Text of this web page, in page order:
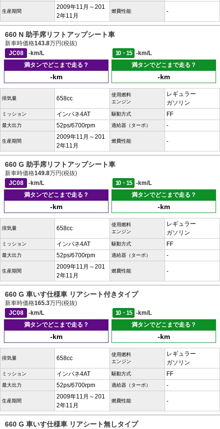
生産期間
2009年11月～201
2年11月
燃費性能 -
660 N 助手席リフトアップシート車
新車時価格143.8万円(税抜)
JC08
-km/L 10・15
-km/L
満タンでどこまで走る？
-km
満タンでどこまで走る？
-km
排気量 658cc
使用燃料
エンジン
レギュラー
ガソリン
ミッション インパネ4AT 駆動方式 FF
最大出力 52ps/6700rpm 過給器（ターボ） -
生産期間
2009年11月～201
2年11月
燃費性能 -
660 G 助手席リフトアップシート車
新車時価格149.8万円(税抜)
JC08
-km/L 10・15
-km/L
満タンでどこまで走る？
-km
満タンでどこまで走る？
-km
排気量 658cc
使用燃料
エンジン
レギュラー
ガソリン
ミッション インパネ4AT 駆動方式 FF
最大出力 52ps/6700rpm 過給器（ターボ） -
生産期間
2009年11月～201
2年11月
燃費性能 -
660 G 車いす仕様車 リアシート付きタイプ
新車時価格165.3万円(税抜)
JC08
-km/L 10・15
-km/L
満タンでどこまで走る？
-km
満タンでどこまで走る？
-km
排気量 658cc
使用燃料
エンジン
レギュラー
ガソリン
ミッション インパネ4AT 駆動方式 FF
最大出力 52ps/6700rpm 過給器（ターボ） -
生産期間
2009年11月～201
2年11月
燃費性能 -
660 G 車いす仕様車 リアシート無しタイプ